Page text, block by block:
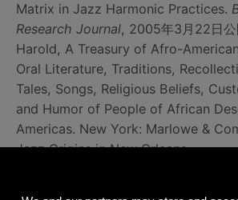
Matrix in Jazz Harmonic Practices.
Research Journal, 2005年3月22日公
Harold, A Treasury of Afro-
Oral Literature, Traditions,
Tales, Songs, Religious Beliefs,
and Humor of People of African
Americas. New York: Marlowe &
Jazz Origins in New Orleans.